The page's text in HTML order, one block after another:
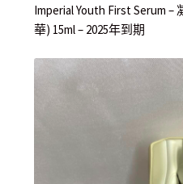
Imperial Youth First Serum
華) 15ml – 2025年到期